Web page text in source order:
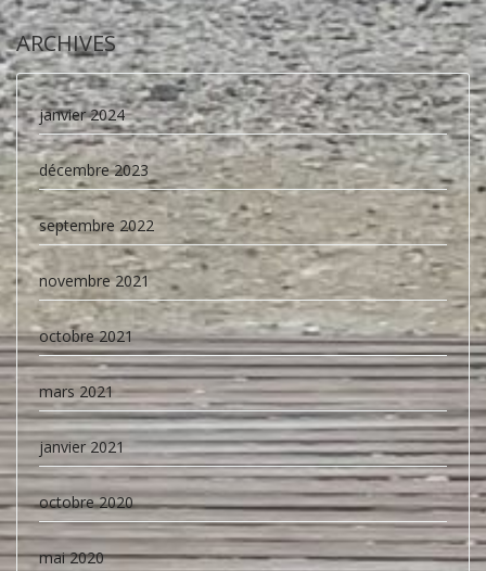
ARCHIVES
janvier 2024
décembre 2023
septembre 2022
novembre 2021
octobre 2021
mars 2021
janvier 2021
octobre 2020
mai 2020